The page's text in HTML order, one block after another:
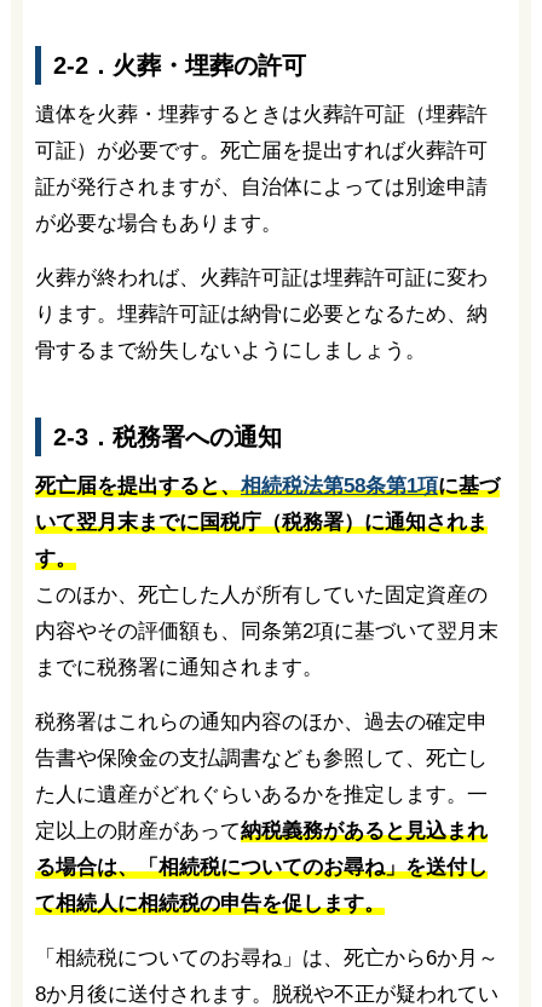
2-2．火葬・埋葬の許可
遺体を火葬・埋葬するときは火葬許可証（埋葬許
可証）が必要です。死亡届を提出すれば火葬許可
証が発行されますが、自治体によっては別途申請
が必要な場合もあります。
火葬が終われば、火葬許可証は埋葬許可証に変わ
ります。埋葬許可証は納骨に必要となるため、納
骨するまで紛失しないようにしましょう。
2-3．税務署への通知
死亡届を提出すると、相続税法第58条第1項に基づ
いて翌月末までに国税庁（税務署）に通知されま
す。
このほか、死亡した人が所有していた固定資産の
内容やその評価額も、同条第2項に基づいて翌月末
までに税務署に通知されます。
税務署はこれらの通知内容のほか、過去の確定申
告書や保険金の支払調書なども参照して、死亡し
た人に遺産がどれぐらいあるかを推定します。一
定以上の財産があって納税義務があると見込まれ
る場合は、「相続税についてのお尋ね」を送付し
て相続人に相続税の申告を促します。
「相続税についてのお尋ね」は、死亡から6か月～
8か月後に送付されます。脱税や不正が疑われてい